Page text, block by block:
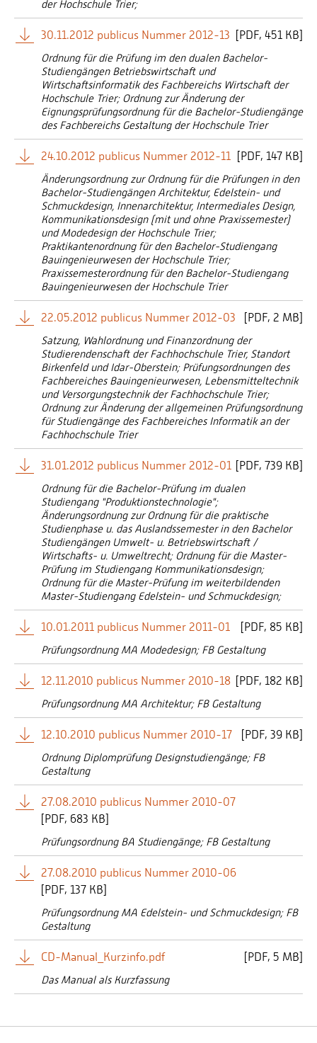
der Hochschule Trier;
30.11.2012 publicus Nummer 2012-13 PDF 451 KB]
Ordnung für die Prüfung im den dualen Bachelor-
Studiengängen Betriebswirtschaft und
Wirtschaftsinformatik des Fachbereichs Wirtschaft der
Hochschule Trier; Ordnung zur Änderung der
Eignungsprüfungsordnung für die Bachelor-Studiengänge
des Fachbereichs Gestaltung der Hochschule Trier
24.10.2012 publicus Nummer 2012-11 PDF 147 KB]
Änderungsordnung zur Ordnung für die Prüfungen in den
Bachelor-Studiengängen Architektur, Edelstein- und
Schmuckdesign, Innenarchitektur, Intermediales Design,
Kommunikationsdesign (mit und ohne Praxissemester)
und Modedesign der Hochschule Trier;
Praktikantenordnung für den Bachelor-Studiengang
Bauingenieurwesen der Hochschule Trier;
Praxissemesterordnung für den Bachelor-Studiengang
Bauingenieurwesen der Hochschule Trier
22.05.2012 publicus Nummer 2012-03 PDF 2 MB]
Satzung, Wahlordnung und Finanzordnung der
Studierendenschaft der Fachhochschule Trier, Standort
Birkenfeld und Idar-Oberstein; Prüfungsordnungen des
Fachbereiches Bauingenieurwesen, Lebensmitteltechnik
und Versorgungstechnik der Fachhochschule Trier;
Ordnung zur Änderung der allgemeinen Prüfungsordnung
für Studiengänge des Fachbereiches Informatik an der
Fachhochschule Trier
31.01.2012 publicus Nummer 2012-01 PDF 739 KB]
Ordnung für die Bachelor-Prüfung im dualen
Studiengang "Produktionstechnologie";
Änderungsordnung zur Ordnung für die praktische
Studienphase u. das Auslandssemester in den Bachelor
Studiengängen Umwelt- u. Betriebswirtschaft /
Wirtschafts- u. Umweltrecht; Ordnung für die Master-
Prüfung im Studiengang Kommunikationsdesign;
Ordnung für die Master-Prüfung im weiterbildenden
Master-Studiengang Edelstein- und Schmuckdesign;
10.01.2011 publicus Nummer 2011-01 PDF 85 KB]
Prüfungsordnung MA Modedesign; FB Gestaltung
12.11.2010 publicus Nummer 2010-18 PDF 182 KB]
Prüfungsordnung MA Architektur; FB Gestaltung
12.10.2010 publicus Nummer 2010-17 PDF 39 KB]
Ordnung Diplomprüfung Designstudiengänge; FB
Gestaltung
27.08.2010 publicus Nummer 2010-07
PDF 683 KB]
Prüfungsordnung BA Studiengänge; FB Gestaltung
27.08.2010 publicus Nummer 2010-06
PDF 137 KB]
Prüfungsordnung MA Edelstein- und Schmuckdesign; FB
Gestaltung
CD-Manual_Kurzinfo.pdf PDF 5 MB]
Das Manual als Kurzfassung